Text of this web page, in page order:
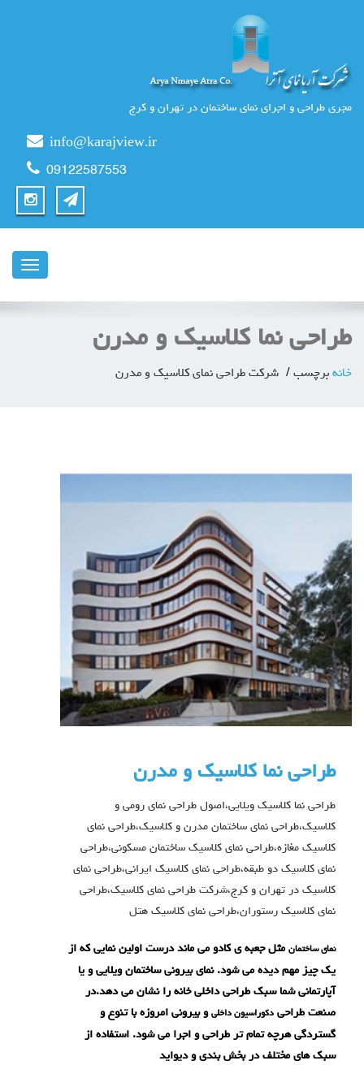
مجری طراحی و اجرای نمای ساختمان در تهران و کرج
info@karajview.ir
09122587553
ناوبری
طراحی نما کلاسیک و مدرن
خانه برچسب شرکت طراحی نمای کلاسیک و مدرن
طراحی نما کلاسیک و مدرن
طراحی نما کلاسیک ویلایی،اصول طراحی نمای رومی و
کلاسیک،طراحی نمای ساختمان مدرن و کلاسیک،طراحی نمای
کلاسیک مغازه،طراحی نمای کلاسیک ساختمان مسکونی،طراحی
نمای کلاسیک دو طبقه،طراحی نمای کلاسیک ایرانی،طراحی نمای
کلاسیک در تهران و کرج،شرکت طراحی نمای کلاسیک،طراحی
نمای کلاسیک رستوران،طراحی نمای کلاسیک هتل
نمای ساختمان مثل جعبه ی کادو می ماند درست اولین نمایی که از
یک چیز مهم دیده می شود. نمای بیرونی ساختمان ویلایی و یا
آپارتمانی شما سبک طراحی داخلی خانه را نشان می دهد.در
صنعت طراحی دکوراسیون داخلی و بیرونی امروزه با تنوع و
گستردگی هرچه تمام تر طراحی و اجرا می شود. استفاده از
سبک های مختلف در بخش بندی و دیواید